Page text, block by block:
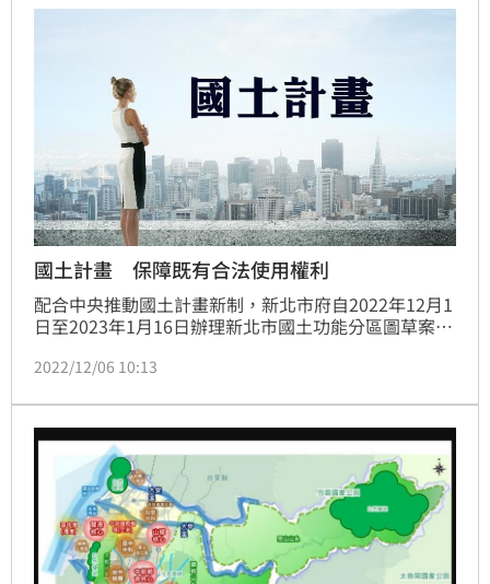
國土計畫 保障既有合法使用權利
配合中央推動國土計畫新制，新北市府自2022年12月1
日至2023年1月16日辦理新北市國土功能分區圖草案公
2022/12/06 10:13